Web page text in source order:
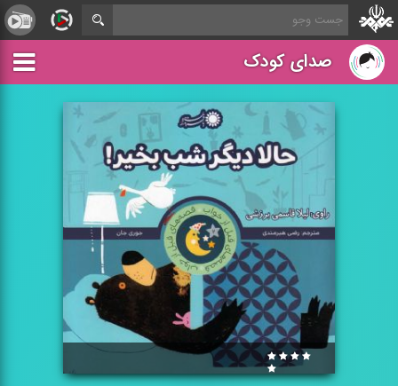
صدای کودک